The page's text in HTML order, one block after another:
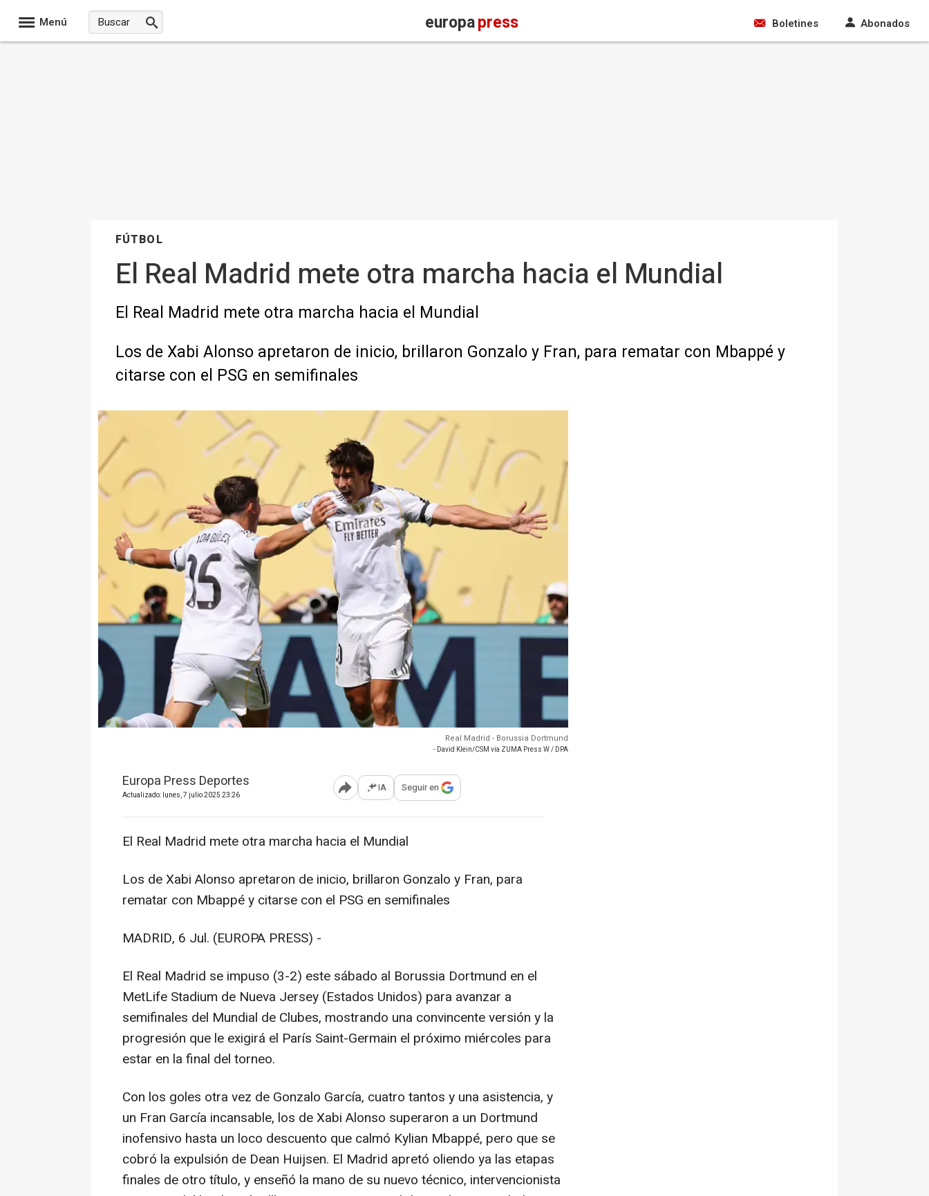
Menú europapress Boletines Abonados
FÚTBOL
El Real Madrid mete otra marcha hacia el Mundial
El Real Madrid mete otra marcha hacia el Mundial
Los de Xabi Alonso apretaron de inicio, brillaron Gonzalo y Fran, para rematar con Mbappé y
citarse con el PSG en semifinales
Real Madrid - Borussia Dortmund
- David Klein/CSM via ZUMA Press W / DPA
Europa Press Deportes
Actualizado: lunes, 7 julio 2025 23:26 Abrir opciones para compartir
IA Seguir en
El Real Madrid mete otra marcha hacia el Mundial
Los de Xabi Alonso apretaron de inicio, brillaron Gonzalo y Fran, para
rematar con Mbappé y citarse con el PSG en semifinales
MADRID, 6 Jul. (EUROPA PRESS) -
El Real Madrid se impuso (3-2) este sábado al Borussia Dortmund en el
MetLife Stadium de Nueva Jersey (Estados Unidos) para avanzar a
semifinales del Mundial de Clubes, mostrando una convincente versión y la
progresión que le exigirá el París Saint-Germain el próximo miércoles para
estar en la final del torneo.
Con los goles otra vez de Gonzalo García, cuatro tantos y una asistencia, y
un Fran García incansable, los de Xabi Alonso superaron a un Dortmund
inofensivo hasta un loco descuento que calmó Kylian Mbappé, pero que se
cobró la expulsión de Dean Huijsen. El Madrid apretó oliendo ya las etapas
finales de otro título, y enseñó la mano de su nuevo técnico, intervencionista